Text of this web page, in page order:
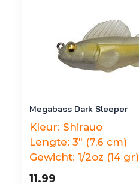
Megabass Dark Sleeper
Kleur: Shirauo
Lengte: 3" (7,6 cm)
Gewicht: 1/2oz (14 gr)
11.99